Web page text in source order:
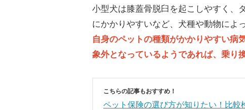
小型犬は膝蓋骨脱臼を起こしやすく、
にかかりやすいなど、犬種や動物によ
自身のペットの種類がかかりやすい病
象外となっているようであれば、乗り
こちらの記事もおすすめ！
ペット保険の選び方が知りたい！比較